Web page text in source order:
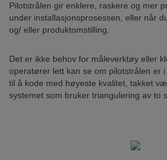
Pilotstrålen gir enklere, raskere og mer
under installasjonsprosessen, eller når
og/ eller produktomstilling.
Det er ikke behov for måleverktøy eller
operatører lett kan se om pilotstrålen er
til å kode med høyeste kvalitet, takket
systemet som bruker triangulering av to